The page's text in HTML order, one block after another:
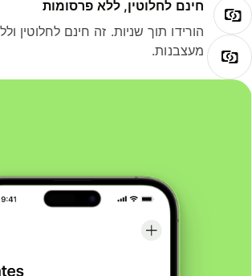
חינם לחלוטין, ללא פרסומות
הורידו תוך שניות. זה חינם לחלוטין
מעצבנות.